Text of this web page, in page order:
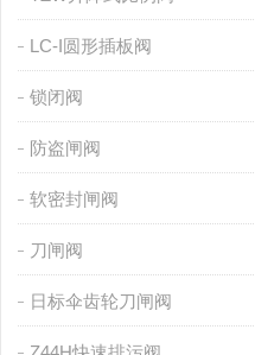
LC-I圆形插板阀
锁闭阀
防盗闸阀
软密封闸阀
刀闸阀
日标伞齿轮刀闸阀